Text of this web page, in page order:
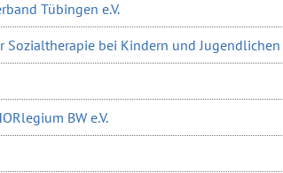
Tübingen e.V.
bei Kindern und Jugendlichen
BW e.V.